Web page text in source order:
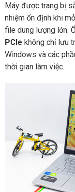
Máy được trang bị
nhiệm ổn định khi
file dung lượng lớn.
PCIe không chỉ lưu
Windows và các
thời gian làm việc.